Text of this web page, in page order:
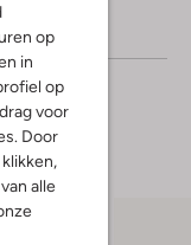
op
in
op
voor
Door
alle